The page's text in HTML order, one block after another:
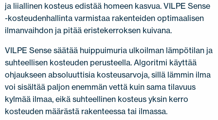
ja liiallinen kosteus edistää homeen kasvua. VILPE Sense
-kosteudenhallinta varmistaa rakenteiden optimaalisen
ilmanvaihdon ja pitää eristekerroksen kuivana.
VILPE Sense säätää huippuimuria ulkoilman lämpötilan ja
suhteellisen kosteuden perusteella. Algoritmi käyttää
ohjaukseen absoluuttisia kosteusarvoja, sillä lämmin ilma
voi sisältää paljon enemmän vettä kuin sama tilavuus
kylmää ilmaa, eikä suhteellinen kosteus yksin kerro
kosteuden määrästä rakenteessa tai ilmassa.